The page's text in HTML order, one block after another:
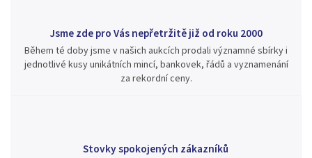
Jsme zde pro Vás nepřetržitě již od roku 2000
Během té doby jsme v našich aukcích prodali významné sbírky i
jednotlivé kusy unikátních mincí, bankovek, řádů a vyznamenání
za rekordní ceny.
Stovky spokojených zákazníků